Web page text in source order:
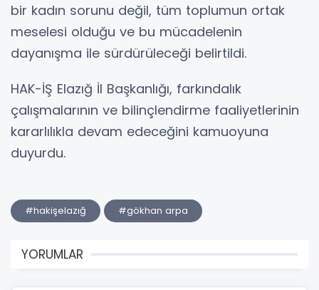
bir kadın sorunu değil, tüm toplumun ortak
meselesi olduğu ve bu mücadelenin
dayanışma ile sürdürüleceği belirtildi.
HAK-İŞ Elazığ İl Başkanlığı, farkındalık
çalışmalarının ve bilinçlendirme faaliyetlerinin
kararlılıkla devam edeceğini kamuoyuna
duyurdu.
#hakişelazığ #gökhan arpa
YORUMLAR